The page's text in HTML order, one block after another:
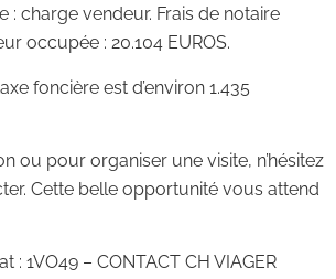
: charge vendeur. Frais de notaire
occupée : 20.104 EUROS.
foncière est d’environ 1.435
ou pour organiser une visite, n’hésitez
Cette belle opportunité vous attend
: 1VO49 – CONTACT CH VIAGER